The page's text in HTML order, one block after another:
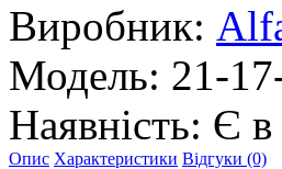
Виробник:
Модель: 21-
Наявність: Є в
Опис Характеристики Відгуки (0)